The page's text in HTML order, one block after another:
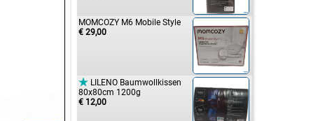
MOMCOZY M6 Mobile Style
€ 29,00
 LILENO Baumwollkissen
80x80cm 1200g
€ 12,00